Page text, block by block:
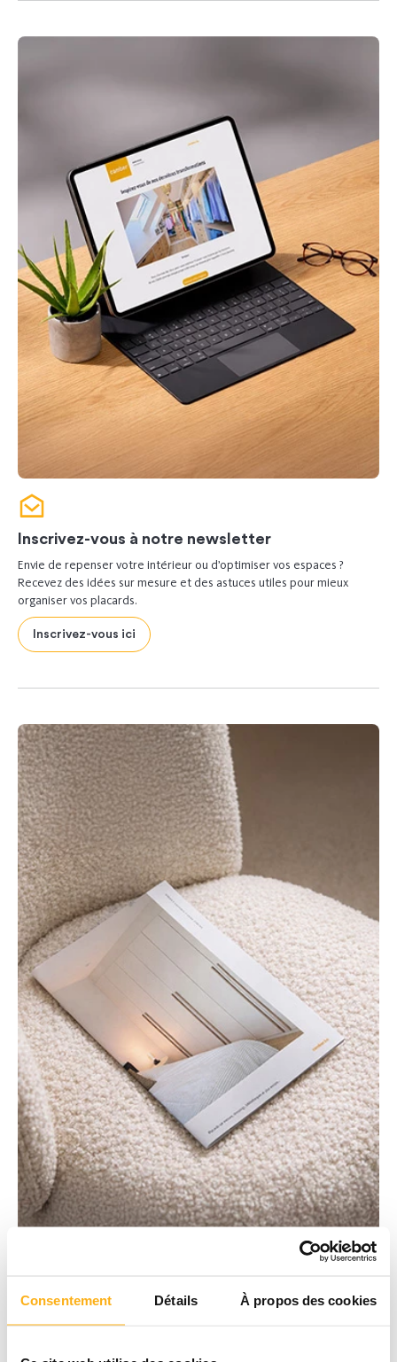
Consentement Détails À propos des cookies
Inscrivez-vous à notre newsletter
Envie de repenser votre intérieur ou d’optimiser vos espaces ?
Recevez des idées sur mesure et des astuces utiles pour mieux
organiser vos placards.
Inscrivez-vous ici
Téléchargez notre brochure